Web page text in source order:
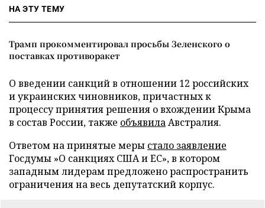
НА ЭТУ ТЕМУ
Трамп прокомментировал просьбы Зеленского о
поставках противоракет
О введении санкций в отношении 12 российских
и украинских чиновников, причастных к
процессу принятия решения о вхождении Крыма
в состав России, также объявилаАвстралия.
Ответом на принятые меры стало заявление
Госдумы »О санкциях США и ЕС», в котором
западным лидерам предложено распространить
ограничения на весь депутатский корпус.